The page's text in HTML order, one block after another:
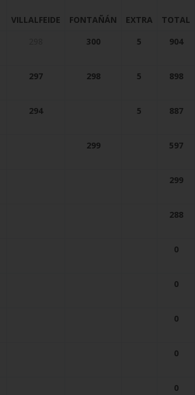
VILLALFEIDE FONTAÑÁN EXTRA
TOTAL
300 5 904
297 298 5 898
294 5 887
299 597
299
288
0
0
0
0
0